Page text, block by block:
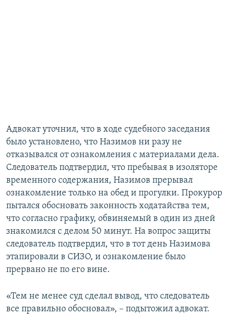
Адвокат уточнил, что в ходе судебного заседания
было установлено, что Назимов ни разу не
отказывался от ознакомления с материалами дела.
Следователь подтвердил, что пребывая в изоляторе
временного содержания, Назимов прерывал
ознакомление только на обед и прогулки. Прокурор
пытался обосновать законность ходатайства тем,
что согласно графику, обвиняемый в один из дней
знакомился с делом 50 минут. На вопрос защиты
следователь подтвердил, что в тот день Назимова
этапировали в СИЗО, и ознакомление было
прервано не по его вине.
«Тем не менее суд сделал вывод, что следователь
все правильно обосновал», – подытожил адвокат.